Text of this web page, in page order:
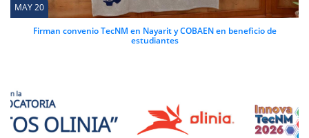
MAY 20
Firman convenio TecNM en Nayarit y COBAEN en beneficio de
estudiantes